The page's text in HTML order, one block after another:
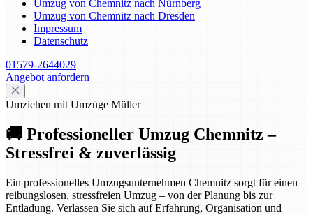
Umzug von Chemnitz nach Nürnberg
Umzug von Chemnitz nach Dresden
Impressum
Datenschutz
01579-2644029
Angebot anfordern
Umziehen mit Umzüge Müller
🚚 Professioneller Umzug Chemnitz –
Stressfrei & zuverlässig
Ein professionelles Umzugsunternehmen Chemnitz sorgt für einen
reibungslosen, stressfreien Umzug – von der Planung bis zur
Entladung. Verlassen Sie sich auf Erfahrung, Organisation und